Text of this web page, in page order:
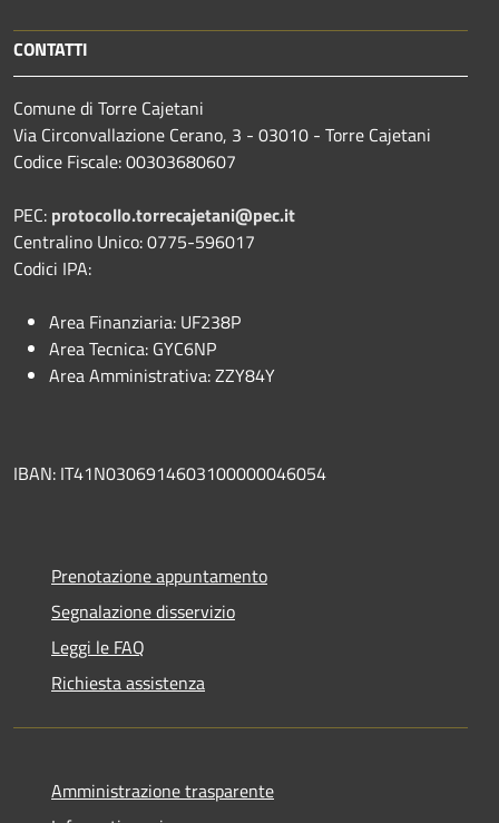
CONTATTI
Comune di Torre Cajetani
Via Circonvallazione Cerano, 3 - 03010 - Torre Cajetani
Codice Fiscale: 00303680607
PEC: protocollo.torrecajetani@pec.it
Centralino Unico: 0775-596017
Codici IPA:
Area Finanziaria: UF238P
Area Tecnica: GYC6NP
Area Amministrativa: ZZY84Y
IBAN: IT41N0306914603100000046054
Prenotazione appuntamento
Segnalazione disservizio
Leggi le FAQ
Richiesta assistenza
Amministrazione trasparente